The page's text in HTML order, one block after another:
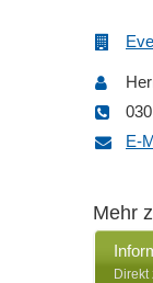
E-
Mehr
Direkt